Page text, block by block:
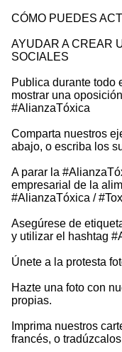
CÓMO PUEDES
AYUDAR A CREAR
SOCIALES
Publica durante todo
mostrar una
#AlianzaTóxica
Comparta nuestros
abajo, o escriba los
A parar la
empresarial de la
#AlianzaTóxica /
Asegúrese de
y utilizar el hashtag
Únete a la protesta
Hazte una foto con
propias.
Imprima nuestros
francés, o